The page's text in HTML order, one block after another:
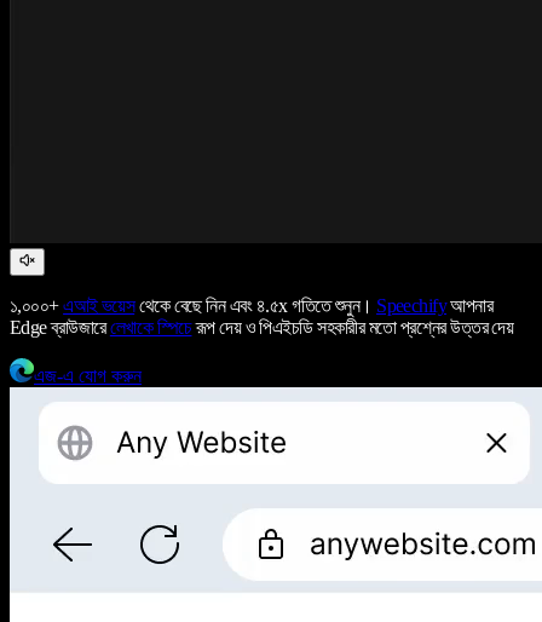
১,০০০+এআই ভয়েসথেকে বেছে নিন এবং ৪.৫x গতিতে শুনুন। Speechifyআপনার
Edge ব্রাউজারেলেখাকে স্পিচেরূপ দেয় ও পিএইচডি সহকারীর মতো প্রশ্নের উত্তর দেয়
এজ-এ যোগ করুন